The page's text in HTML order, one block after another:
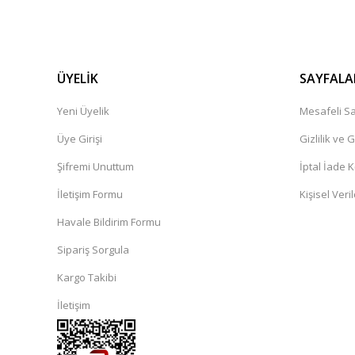
ÜYELİK
Yeni Üyelik
Üye Girişi
Şifremi Unuttum
İletişim Formu
Havale Bildirim Formu
Sipariş Sorgula
Kargo Takibi
İletişim
Mesafeli
Gizlilik ve
İptal İade
Kişisel